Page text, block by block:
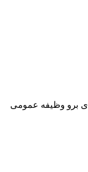
برو وظیفه عمومی